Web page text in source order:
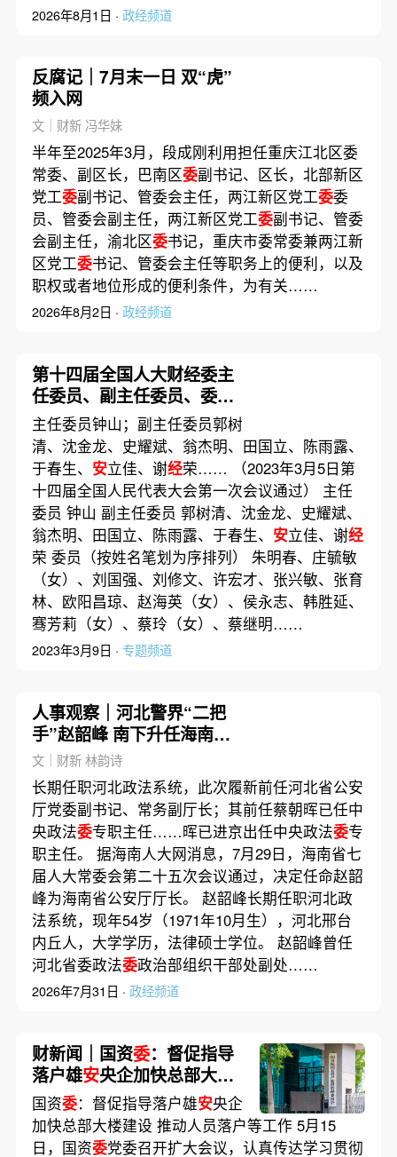
2026年8月1日 · 政经频道
反腐记｜7月末一日 双“虎”
频入网
文｜财新 冯华妹
半年至2025年3月，段成刚利用担任重庆江北区委
常委、副区长，巴南区委副书记、区长，北部新区
党工委副书记、管委会主任，两江新区党工委委
员、管委会副主任，两江新区党工委副书记、管委
会副主任，渝北区委书记，重庆市委常委兼两江新
区党工委书记、管委会主任等职务上的便利，以及
职权或者地位形成的便利条件，为有关……
2026年8月2日 · 政经频道
第十四届全国人大财经委主
任委员、副主任委员、委员
名单
主任委员钟山；副主任委员郭树
清、沈金龙、史耀斌、翁杰明、田国立、陈雨露、
于春生、 安立佳、谢经荣…… （2023年3月5日第
十四届全国人民代表大会第一次会议通过） 主任
委员 钟山 副主任委员 郭树清、沈金龙、史耀斌、
翁杰明、田国立、陈雨露、于春生、 安立佳、谢经
荣 委员（按姓名笔划为序排列） 朱明春、庄毓敏
（女）、刘国强、刘修文、许宏才、张兴敏、张育
林、欧阳昌琼、赵海英（女）、侯永志、韩胜延、
骞芳莉（女）、蔡玲（女）、蔡继明……
2023年3月9日 · 专题频道
人事观察｜河北警界“二把
手”赵韶峰 南下升任海南公
安厅长
文｜财新 林韵诗
长期任职河北政法系统，此次履新前任河北省公安
厅党委副书记、常务副厅长；其前任蔡朝晖已任中
央政法委专职主任……晖已进京出任中央政法委专
职主任。 据海南人大网消息，7月29日，海南省七
届人大常委会第二十五次会议通过，决定任命赵韶
峰为海南省公安厅厅长。 赵韶峰长期任职河北政
法系统，现年54岁（1971年10月生），河北邢台
内丘人，大学学历，法律硕士学位。 赵韶峰曾任
河北省委政法委政治部组织干部处副处……
2026年7月31日 · 政经频道
财新闻｜国资委：督促指导
落户雄安央企加快总部大楼
建设 推动人员落户等工作
国资委：督促指导落户雄安央企
加快总部大楼建设 推动人员落户等工作 5月15
日，国资委党委召开扩大会议，认真传达学习贯彻